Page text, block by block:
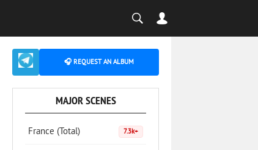
🎧 REQUEST AN ALBUM
MAJOR SCENES
France (Total) 7.3k+